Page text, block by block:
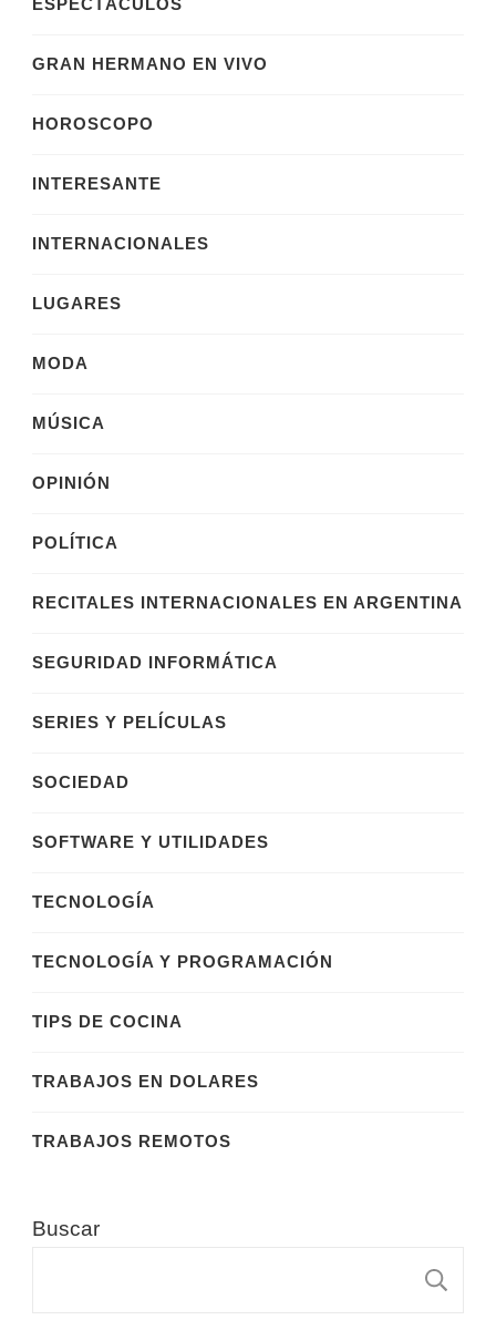
ESPECTÁCULOS
GRAN HERMANO EN VIVO
HOROSCOPO
INTERESANTE
INTERNACIONALES
LUGARES
MODA
MÚSICA
OPINIÓN
POLÍTICA
RECITALES INTERNACIONALES EN ARGENTINA
SEGURIDAD INFORMÁTICA
SERIES Y PELÍCULAS
SOCIEDAD
SOFTWARE Y UTILIDADES
TECNOLOGÍA
TECNOLOGÍA Y PROGRAMACIÓN
TIPS DE COCINA
TRABAJOS EN DOLARES
TRABAJOS REMOTOS
Buscar